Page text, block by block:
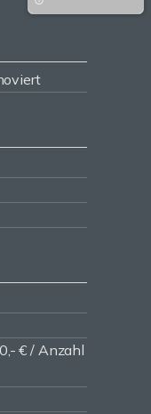
€ / Anzahl